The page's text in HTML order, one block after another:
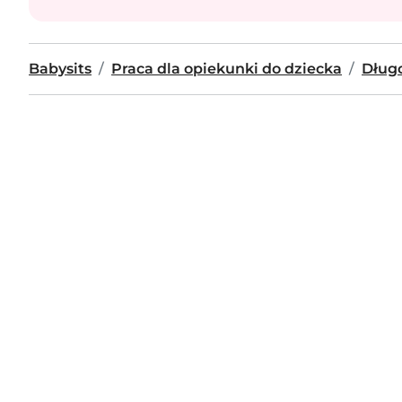
Babysits Praca dla opiekunki do dziecka